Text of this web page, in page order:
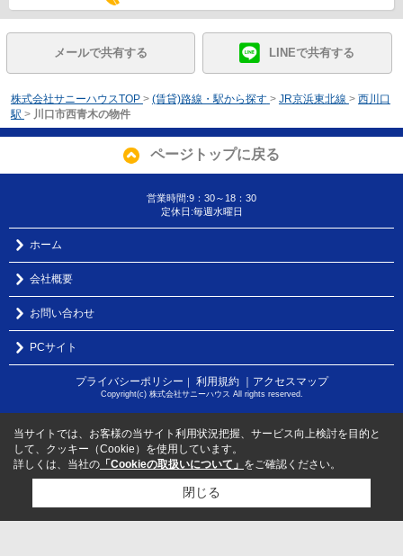
メールで共有する LINEで共有する
株式会社サニーハウスTOP > (賃貸)路線・駅から探す > JR京浜東北線 > 西川口
駅 > 川口市西青木の物件
ページトップに戻る
営業時間:9：30～18：30
定休日:毎週水曜日
ホーム
会社概要
お問い合わせ
PCサイト
プライバシーポリシー ｜ 利用規約 ｜アクセスマップ
Copyright(c) 株式会社サニーハウス All rights reserved.
当サイトでは、お客様の当サイト利用状況把握、サービス向上検討を目的と
して、クッキー（Cookie）を使用しています。
詳しくは、当社の 「Cookieの取扱いについて」 をご確認ください。
閉じる